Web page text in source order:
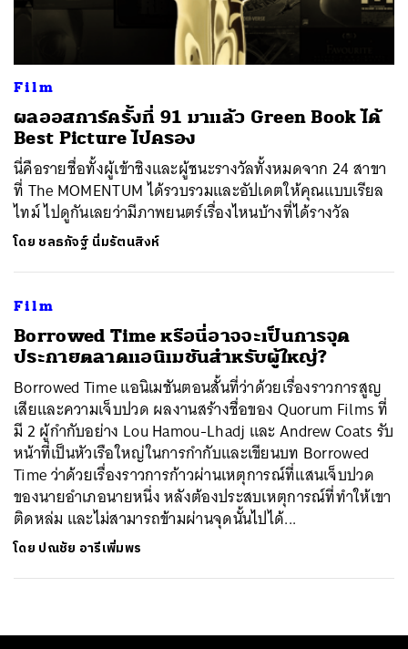
Film
ผลออสการ์ครั้งที่ 91 มาแล้ว Green Book ได้
Best Picture ไปครอง
นี่คือรายชื่อทั้งผู้เข้าชิงและผู้ชนะรางวัลทั้งหมดจาก 24 สาขา
ที่ The MOMENTUM ได้รวบรวมและอัปเดตให้คุณแบบเรียล
ไทม์ ไปดูกันเลยว่ามีภาพยนตร์เรื่องไหนบ้างที่ได้รางวัล
โดย ชลธภัจฐ์ นิ่มรัตนสิงห์
Film
Borrowed Time หรือนี่อาจจะเป็นการจุด
ประกายตลาดแอนิเมชันสำหรับผู้ใหญ่?
Borrowed Time แอนิเมชันตอนสั้นที่ว่าด้วยเรื่องราวการสูญ
เสียและความเจ็บปวด ผลงานสร้างชื่อของ Quorum Films ที่
มี 2 ผู้กำกับอย่าง Lou Hamou-Lhadj และ Andrew Coats รับ
หน้าที่เป็นหัวเรือใหญ่ในการกำกับและเขียนบท Borrowed
Time ว่าด้วยเรื่องราวการก้าวผ่านเหตุการณ์ที่แสนเจ็บปวด
ของนายอำเภอนายหนึ่ง หลังต้องประสบเหตุการณ์ที่ทำให้เขา
ติดหล่ม และไม่สามารถข้ามผ่านจุดนั้นไปได้...
โดย ปณชัย อารีเพิ่มพร